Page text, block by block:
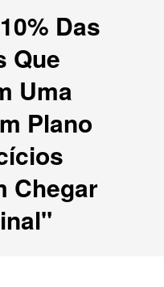
Das
Que
Uma
Plano
Chegar